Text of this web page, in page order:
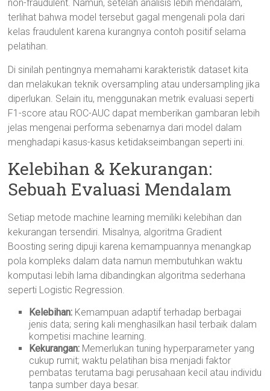
non-fraudulent. Namun, setelah analisis lebih mendalam,
terlihat bahwa model tersebut gagal mengenali pola dari
kelas fraudulent karena kurangnya contoh positif selama
pelatihan.
Di sinilah pentingnya memahami karakteristik dataset kita
dan melakukan teknik oversampling atau undersampling jika
diperlukan. Selain itu, menggunakan metrik evaluasi seperti
F1-score atau ROC-AUC dapat memberikan gambaran lebih
jelas mengenai performa sebenarnya dari model dalam
menghadapi kasus-kasus ketidakseimbangan seperti ini.
Kelebihan & Kekurangan:
Sebuah Evaluasi Mendalam
Setiap metode machine learning memiliki kelebihan dan
kekurangan tersendiri. Misalnya, algoritma Gradient
Boosting sering dipuji karena kemampuannya menangkap
pola kompleks dalam data namun membutuhkan waktu
komputasi lebih lama dibandingkan algoritma sederhana
seperti Logistic Regression.
Kelebihan: Kemampuan adaptif terhadap berbagai
jenis data; sering kali menghasilkan hasil terbaik dalam
kompetisi machine learning.
Kekurangan: Memerlukan tuning hyperparameter yang
cukup rumit; waktu pelatihan bisa menjadi faktor
pembatas terutama bagi perusahaan kecil atau individu
tanpa sumber daya besar.